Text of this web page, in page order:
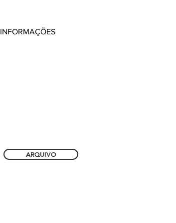
INFORMAÇÕES
ARQUIVO